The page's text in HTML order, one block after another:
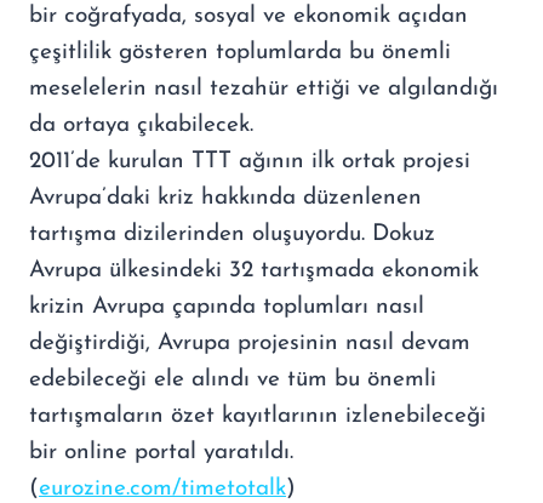
bir coğrafyada, sosyal ve ekonomik açıdan
çeşitlilik gösteren toplumlarda bu önemli
meselelerin nasıl tezahür ettiği ve algılandığı
da ortaya çıkabilecek.
2011’de kurulan TTT ağının ilk ortak projesi
Avrupa’daki kriz hakkında düzenlenen
tartışma dizilerinden oluşuyordu. Dokuz
Avrupa ülkesindeki 32 tartışmada ekonomik
krizin Avrupa çapında toplumları nasıl
değiştirdiği, Avrupa projesinin nasıl devam
edebileceği ele alındı ve tüm bu önemli
tartışmaların özet kayıtlarının izlenebileceği
bir online portal yaratıldı.
(eurozine.com/timetotalk)